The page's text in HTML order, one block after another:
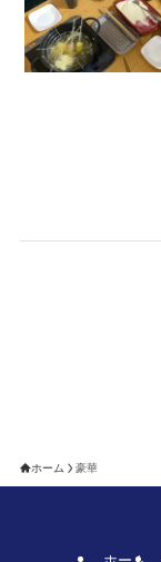
ホーム 豪華